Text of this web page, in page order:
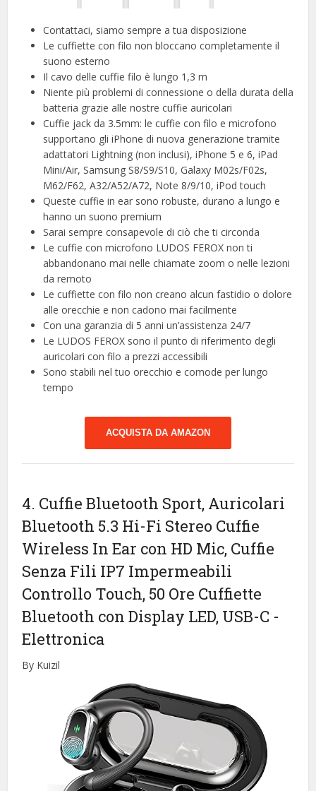
Contattaci, siamo sempre a tua disposizione
Le cuffiette con filo non bloccano completamente il
suono esterno
Il cavo delle cuffie filo è lungo 1,3 m
Niente più problemi di connessione o della durata della
batteria grazie alle nostre cuffie auricolari
Cuffie jack da 3.5mm: le cuffie con filo e microfono
supportano gli iPhone di nuova generazione tramite
adattatori Lightning (non inclusi), iPhone 5 e 6, iPad
Mini/Air, Samsung S8/S9/S10, Galaxy M02s/F02s,
M62/F62, A32/A52/A72, Note 8/9/10, iPod touch
Queste cuffie in ear sono robuste, durano a lungo e
hanno un suono premium
Sarai sempre consapevole di ciò che ti circonda
Le cuffie con microfono LUDOS FEROX non ti
abbandonano mai nelle chiamate zoom o nelle lezioni
da remoto
Le cuffiette con filo non creano alcun fastidio o dolore
alle orecchie e non cadono mai facilmente
Con una garanzia di 5 anni un’assistenza 24/7
Le LUDOS FEROX sono il punto di riferimento degli
auricolari con filo a prezzi accessibili
Sono stabili nel tuo orecchio e comode per lungo
tempo
ACQUISTA DA AMAZON
4. Cuffie Bluetooth Sport, Auricolari
Bluetooth 5.3 Hi-Fi Stereo Cuffie
Wireless In Ear con HD Mic, Cuffie
Senza Fili IP7 Impermeabili
Controllo Touch, 50 Ore Cuffiette
Bluetooth con Display LED, USB-C -
Elettronica
By Kuizil